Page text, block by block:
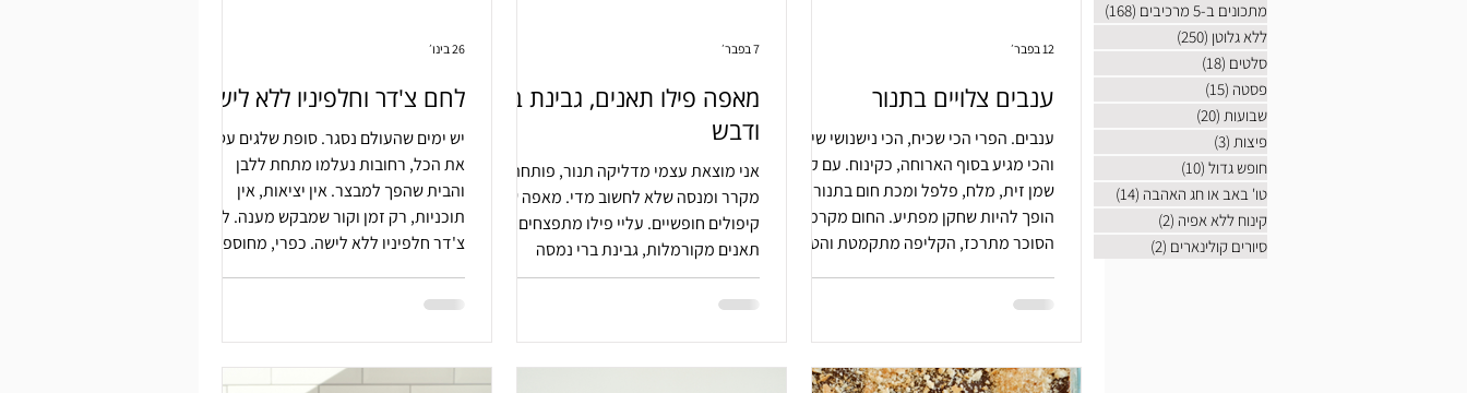
ענבים צלויים בתנור
ענבים. הפרי הכי שכיח, הכי נישנושי שיש
והכי מגיע בסוף הארוחה, כקינוח. עם קצת
שמן זית, מלח, פלפל ומכת חום בתנור,
הופך להיות שחקן מפתיע. החום מקרמל,
הסוכר מתרכז, הקליפה מתקמטת והטעם
12 בפבר׳
מאפה פילו תאנים, גבינת ברי
ודבש
אני מוצאת עצמי מדליקה תנור, פותחת
מקרר ומנסה שלא לחשוב מדי. מאפה של
קיפולים חופשיים. עליי פילו מתפצחים,
תאנים מקורמלות, גבינת ברי נמסה
ונגיעות דבש וטימין. תנור חם מול עיר
קפואה.
7 בפבר׳
לחם צ'דר וחלפיניו ללא לישה
יש ימים שהעולם נסגר. סופת שלגים עטפה
את הכל, רחובות נעלמו מתחת ללבן
והבית שהפך למבצר. אין יציאות, אין
תוכניות, רק זמן וקור שמבקש מענה. לחם
צ'דר חלפיניו ללא לישה. כפרי, מחוספס
מינימום מאמץ, מקסימום נוכחות.
26 בינו׳
מתכונים ב-5 מרכיבים
(168)
ללא גלוטן (250)
סלטים (18)
פסטה (15)
שבועות (20)
פיצות (3)
חופש גדול (10)
טו' באב או חג האהבה (14)
קינוח ללא אפיה (2)
סיורים קולינארים (2)